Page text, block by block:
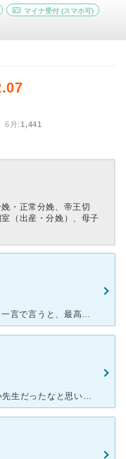
マイナ受付 (スマホ可)
月:1,441
・正常分娩、帝王切
（出産・分娩）、母子
2人目を予定帝王切開にて出産しました。 一言で言うと、最高！！！1人目もここで産みたかった！ まずご飯がとても美味しい… 朝昼おやつ夜に夜食も出ます。 量が少し多いのですが、華やかでと
先生はクセの強い方ですが個人的には良い先生だったなと思います。 麻酔科もやってた？やってる？みたいなので緊急帝王切開になっても麻酔科の先生を待たずともそのままやってくれます。 そして何より助産師さ